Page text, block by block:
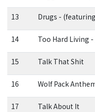
13 Drugs -
14 Too Hard Living
15 Talk That Shit
16 Wolf Pack
17 Talk About It